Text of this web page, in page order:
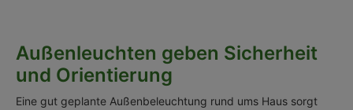
Außenleuchten geben Sicherheit
und Orientierung
Eine gut geplante Außenbeleuchtung rund ums Haus sorgt